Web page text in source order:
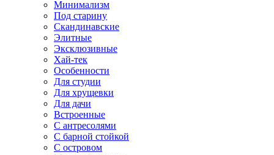
Минимализм
Под старину
Скандинавские
Элитные
Эксклюзивные
Хай-тек
Особенности
Для студии
Для хрущевки
Для дачи
Встроенные
С антресолями
С барной стойкой
С островом